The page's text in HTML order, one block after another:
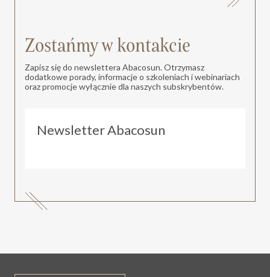
Zostańmy w kontakcie
Zapisz się do newslettera Abacosun. Otrzymasz
dodatkowe porady, informacje o szkoleniach i webinariach
oraz promocje wyłącznie dla naszych subskrybentów.
Newsletter Abacosun